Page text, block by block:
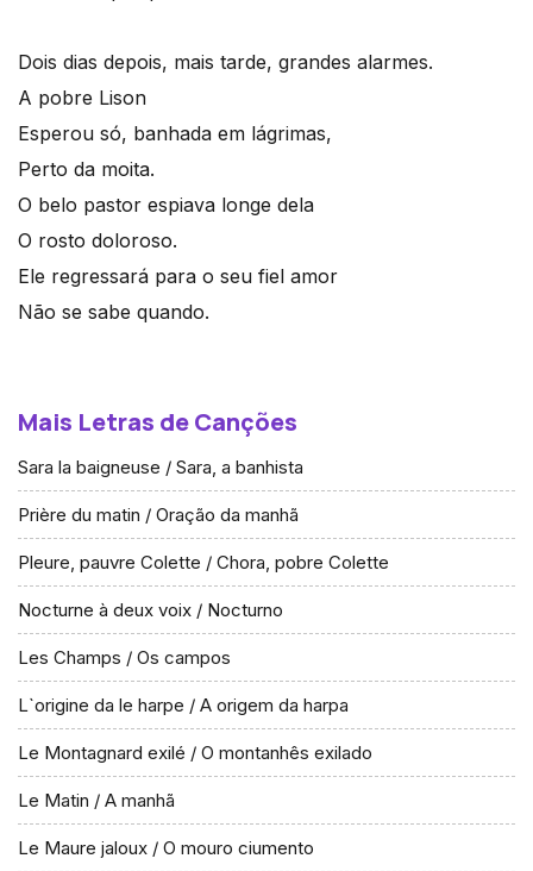
Dois dias depois, mais tarde, grandes alarmes.
A pobre Lison
Esperou só, banhada em lágrimas,
Perto da moita.
O belo pastor espiava longe dela
O rosto doloroso.
Ele regressará para o seu fiel amor
Não se sabe quando.
Mais Letras de Canções
Sara la baigneuse / Sara, a banhista
Prière du matin / Oração da manhã
Pleure, pauvre Colette / Chora, pobre Colette
Nocturne à deux voix / Nocturno
Les Champs / Os campos
L`origine da le harpe / A origem da harpa
Le Montagnard exilé / O montanhês exilado
Le Matin / A manhã
Le Maure jaloux / O mouro ciumento